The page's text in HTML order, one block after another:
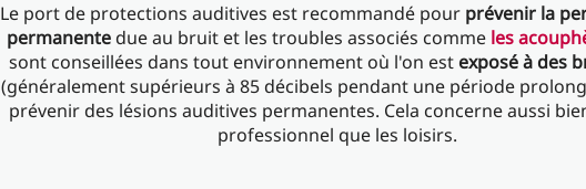
Le port de protections auditives est recommandé pourprévenir la
permanentedue au bruit et les troubles associés comme les
sont conseillées dans tout environnement où l'on estexposé à des
(généralement supérieurs à 85 décibels pendant une période
prévenir des lésions auditives permanentes. Cela concerne aussi
professionnel que les loisirs.